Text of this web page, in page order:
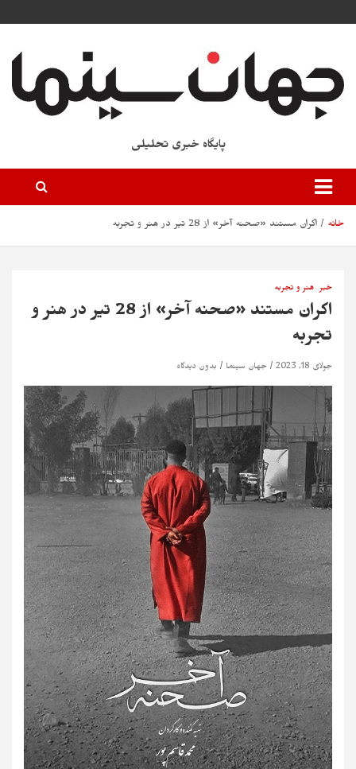
پایگاه خبری تحلیلی
خانه اکران مستند «صحنه آخر» از 28 تیر در هنر و تجربه
خبر هنر و تجربه
اکران مستند «صحنه آخر» از 28 تیر در هنر و
تجربه
جولای 18, 2023 جهان سینما بدون دیدگاه